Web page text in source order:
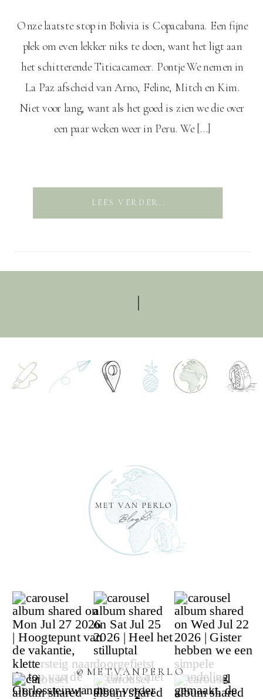
Onze laatste stop in Bolivia is Copacabana. Een fijne
plek om even lekker niks te doen, want het ligt aan
het schitterende Titicacameer. Pontje We nemen in
La Paz afscheid van Arno, Feline, Mitch en Kim.
Niet voor lang, want als het goed is zien we die over
een paar weken weer in Peru. We […]
LEES VERDER..
@METVANPERLO